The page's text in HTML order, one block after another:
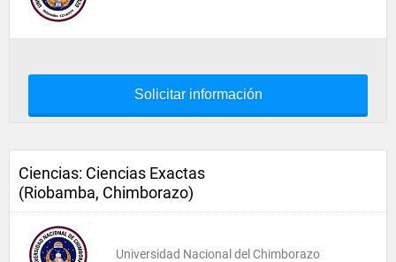
Solicitar información
Ciencias: Ciencias Exactas
(Riobamba, Chimborazo)
Universidad Nacional del Chimborazo